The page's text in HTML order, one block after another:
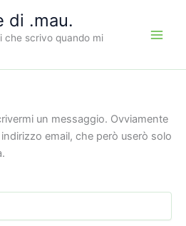
di .mau.
che scrivo quando mi
un messaggio. Ovviamente
email, che però userò solo